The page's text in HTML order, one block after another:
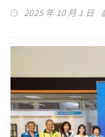
2025 年 10 月 1 日